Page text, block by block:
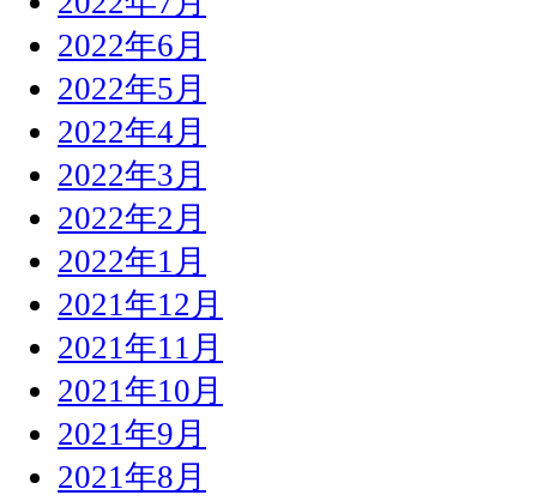
2022年6月
2022年5月
2022年4月
2022年3月
2022年2月
2022年1月
2021年12月
2021年11月
2021年10月
2021年9月
2021年8月